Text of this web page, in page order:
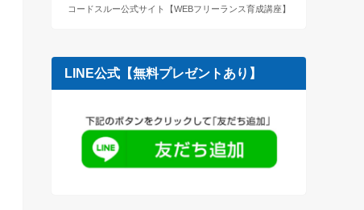
コードスルー公式サイト【WEBフリーランス育成講座】
LINE公式【無料プレゼントあり】